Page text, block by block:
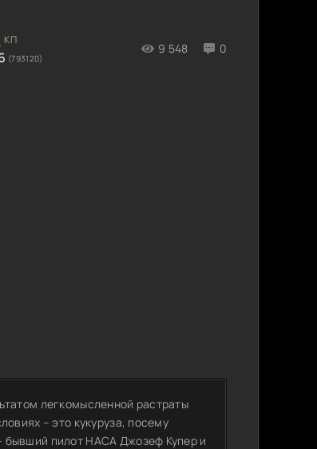
(793120)
9 548 0
легкомысленной растраты
– это кукуруза, посему
пилот НАСА Джозеф Купер и